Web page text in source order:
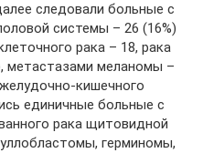
следовали больные с
системы – 26 (16%)
рака – 18, рака
метастазами меланомы –
кишечного
единичные больные с
рака щитовидной
герминомы,